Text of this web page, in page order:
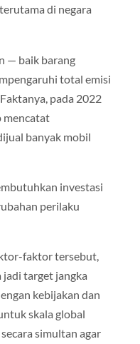
di negara
— baik barang
total emisi
pada 2022
mencatat
banyak mobil
investasi
perilaku
faktor tersebut,
jadi target jangka
kebijakan dan
skala global
simultan agar